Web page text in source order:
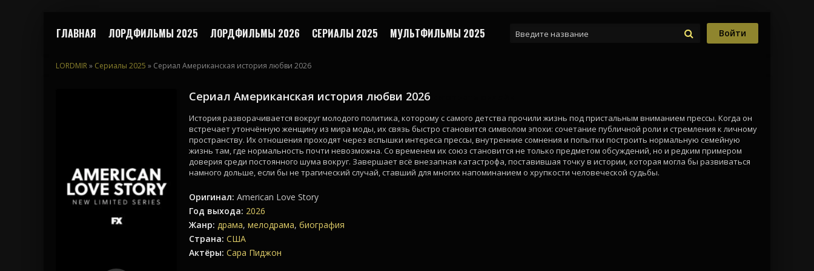
ГЛАВНАЯ ЛОРДФИЛЬМЫ 2025 ЛОРДФИЛЬМЫ 2026 СЕРИАЛЫ 2025 МУЛЬТФИЛЬМЫ 2025 Войти
LORDMIR» Сериалы 2025 » Сериал Американская история любви 2026
Сериал Американская история любви 2026
История разворачивается вокруг молодого политика, которому с самого детства прочили жизнь под пристальным вниманием прессы. Когда он
встречает утончённую женщину из мира моды, их связь быстро становится символом эпохи: сочетание публичной роли и стремления к личному
пространству. Их отношения проходят через вспышки интереса прессы, внутренние сомнения и попытки построить нормальную семейную
жизнь там, где нормальность почти невозможна. Со временем их союз становится не только предметом обсуждений, но и редким примером
доверия среди постоянного шума вокруг. Завершает всё внезапная катастрофа, поставившая точку в истории, которая могла бы развиваться
намного дольше, если бы не трагический случай, ставший для многих напоминанием о хрупкости человеческой судьбы.
Оригинал: American Love Story
Год выхода: 2026
Жанр: драма, мелодрама, биография
Страна: США
Актёры: Сара Пиджон